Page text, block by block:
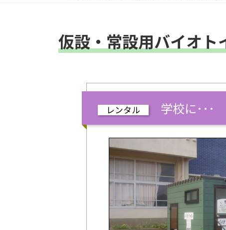
仮設・常設用バイオト
レンタル 学校に･･･